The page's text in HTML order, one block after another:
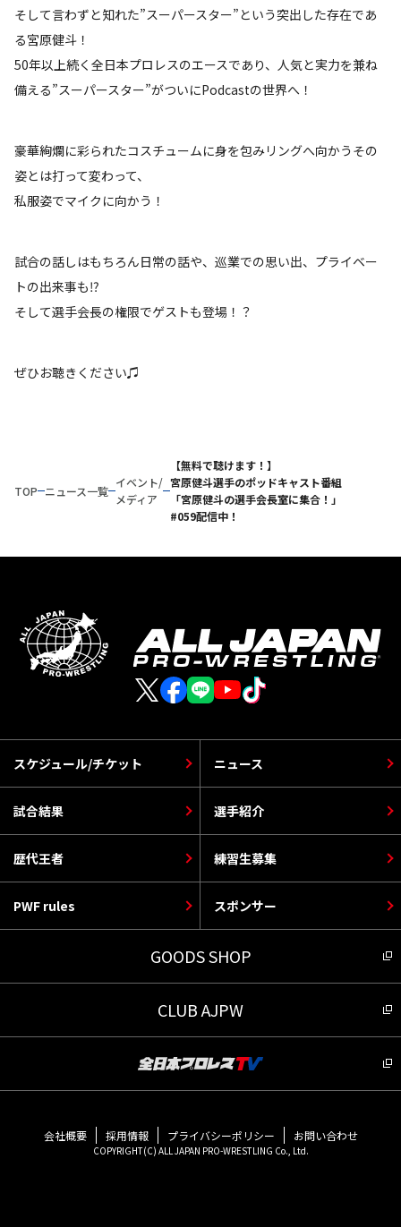
そして言わずと知れた”スーパースター”という突出した存在であ
る宮原健斗！
50年以上続く全日本プロレスのエースであり、人気と実力を兼ね
備える”スーパースター”がついにPodcastの世界へ！
豪華絢爛に彩られたコスチュームに身を包みリングへ向かうその
姿とは打って変わって、
私服姿でマイクに向かう！
試合の話しはもちろん日常の話や、巡業での思い出、プライベー
トの出来事も⁉
そして選手会長の権限でゲストも登場！？
ぜひお聴きください♫
TOP ニュース一覧
イベント/
メディア
【無料で聴けます！】
宮原健斗選手のポッドキャスト番組
「宮原健斗の選手会長室に集合！」
#059配信中！
スケジュール/チケット
選手紹介
PWF rules
ニュース
歴代王者
スポンサー
試合結果
練習生募集
GOODS SHOP
CLUB AJPW
会社概要 採用情報 プライバシーポリシー お問い合わせ
COPYRIGHT(C) ALL JAPAN PRO-WRESTLING Co., Ltd.